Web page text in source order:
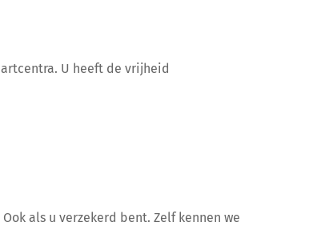
U heeft de vrijheid
als u verzekerd bent. Zelf kennen we